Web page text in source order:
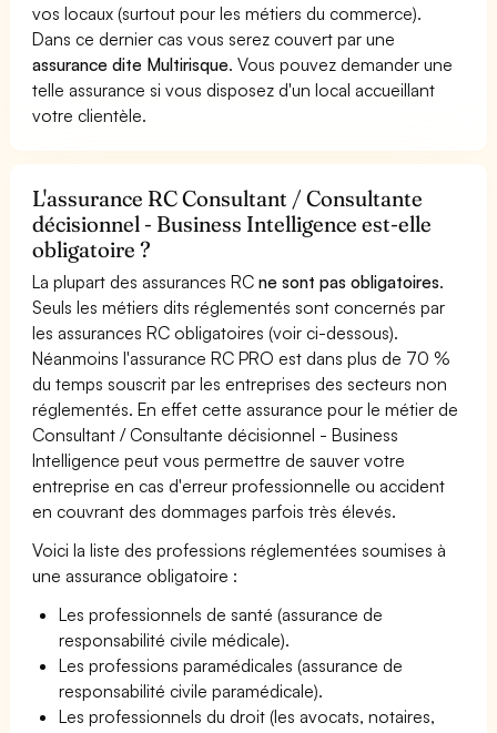
vos locaux (surtout pour les métiers du commerce).
Dans ce dernier cas vous serez couvert par une
assurance dite Multirisque. Vous pouvez demander une
telle assurance si vous disposez d'un local accueillant
votre clientèle.
L'assurance RC Consultant / Consultante
décisionnel - Business Intelligence est-elle
obligatoire ?
La plupart des assurances RCne sont pas obligatoires.
Seuls les métiers dits réglementés sont concernés par
les assurances RC obligatoires (voir ci-dessous).
Néanmoins l'assurance RC PRO est dans plus de 70 %
du temps souscrit par les entreprises des secteurs non
réglementés. En effet cette assurance pour le métier de
Consultant / Consultante décisionnel - Business
Intelligence peut vous permettre de sauver votre
entreprise en cas d'erreur professionnelle ou accident
en couvrant des dommages parfois très élevés.
Voici la liste des professions réglementées soumises à
une assurance obligatoire :
Les professionnels de santé (assurance de
responsabilité civile médicale).
Les professions paramédicales (assurance de
responsabilité civile paramédicale).
Les professionnels du droit (les avocats, notaires,